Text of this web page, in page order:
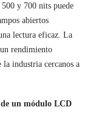
y 700 nits puede
abiertos
lectura eficaz. La
rendimiento
la industria cercanos a
un módulo LCD